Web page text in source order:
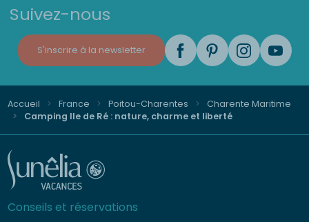
Suivez-nous
S'inscrire à la newsletter
Accueil France Poitou-Charentes
Charente Maritime
Camping Ile de Ré : nature, charme et liberté
Conseils et réservations